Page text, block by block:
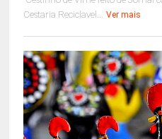
Cestaria Reciclavel... Ver mais